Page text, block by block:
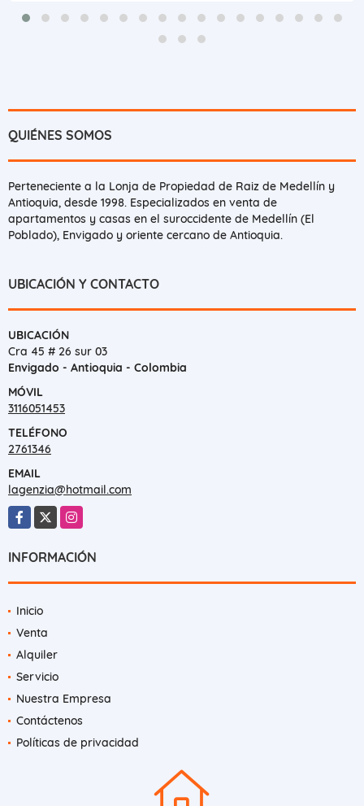
QUIÉNES SOMOS
Perteneciente a la Lonja de Propiedad de Raiz de Medellín y
Antioquia, desde 1998. Especializados en venta de
apartamentos y casas en el suroccidente de Medellín (El
Poblado), Envigado y oriente cercano de Antioquia.
UBICACIÓN Y CONTACTO
UBICACIÓN
Cra 45 # 26 sur 03
Envigado - Antioquia - Colombia
MÓVIL
3116051453
TELÉFONO
2761346
EMAIL
lagenzia@hotmail.com
Facebook
X Instagram
INFORMACIÓN
Inicio
Venta
Alquiler
Servicio
Nuestra Empresa
Contáctenos
Políticas de privacidad